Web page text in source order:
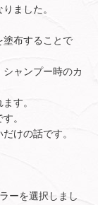
ました。
塗布することで
ャンプー時のカ
す。
。
けの話です。
ーを選択しまし